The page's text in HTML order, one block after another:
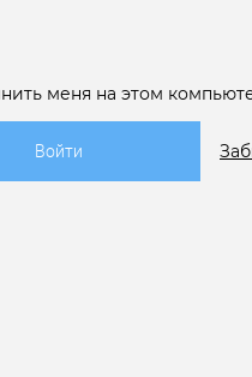
меня на этом